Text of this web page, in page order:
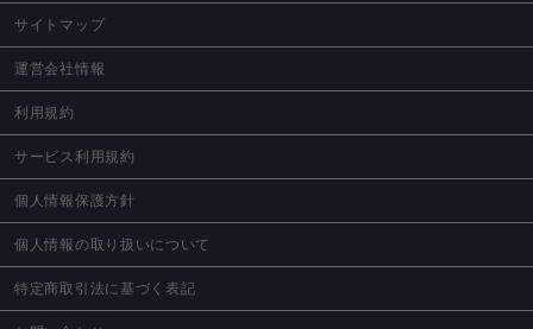
サイトマップ
運営会社情報
利用規約
サービス利用規約
個人情報保護方針
個人情報の取り扱いについて
特定商取引法に基づく表記